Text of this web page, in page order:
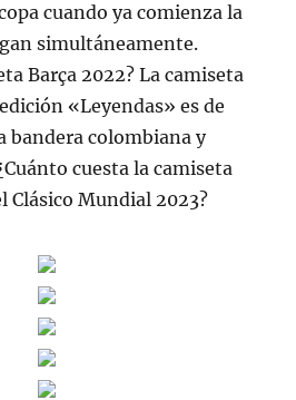
cuando ya comienza la
simultáneamente.
Barça 2022? La camiseta
«Leyendas» es de
bandera colombiana y
cuesta la camiseta
Clásico Mundial 2023?